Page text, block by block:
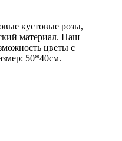
кустовые розы,
материал. Наш
цветы с
50*40см.